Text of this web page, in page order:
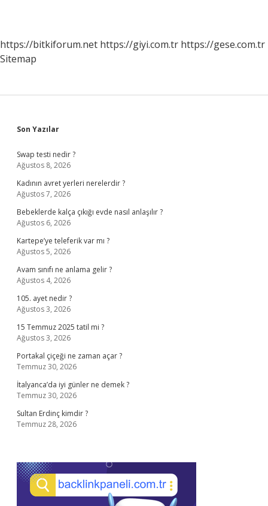
https://bitkiforum.net https://giyi.com.tr https://gese.com.tr
Sitemap
Sidebar
Son Yazılar
Swap testi nedir ?
Ağustos 8, 2026
Kadının avret yerleri nerelerdir ?
Ağustos 7, 2026
Bebeklerde kalça çıkığı evde nasıl anlaşılır ?
Ağustos 6, 2026
Kartepe’ye teleferik var mı ?
Ağustos 5, 2026
Avam sınıfı ne anlama gelir ?
Ağustos 4, 2026
105. ayet nedir ?
Ağustos 3, 2026
15 Temmuz 2025 tatil mi ?
Ağustos 3, 2026
Portakal çiçeği ne zaman açar ?
Temmuz 30, 2026
İtalyanca’da iyi günler ne demek ?
Temmuz 30, 2026
Sultan Erdinç kimdir ?
Temmuz 28, 2026